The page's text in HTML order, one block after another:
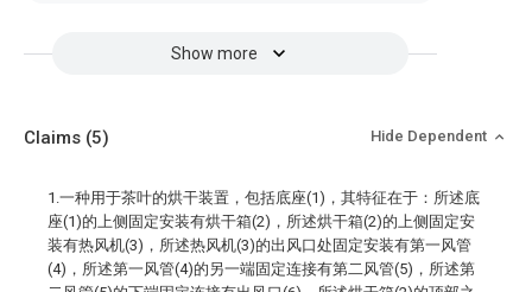
Show more
Claims (5) Hide Dependent
1.一种用于茶叶的烘干装置，包括底座(1)，其特征在于：所述底
座(1)的上侧固定安装有烘干箱(2)，所述烘干箱(2)的上侧固定安
装有热风机(3)，所述热风机(3)的出风口处固定安装有第一风管
(4)，所述第一风管(4)的另一端固定连接有第二风管(5)，所述第